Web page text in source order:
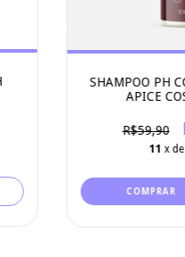
SHAMPOO PH
APICE
R$59,90
11 x